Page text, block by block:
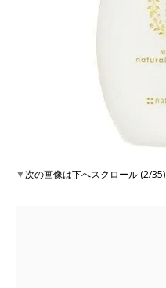
▼次の画像は下へスクロール (2/35)